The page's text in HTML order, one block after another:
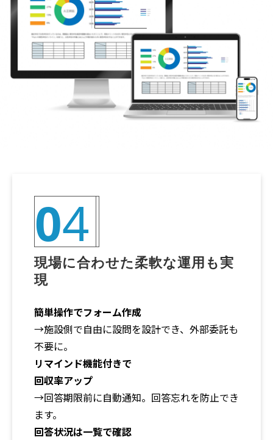
04
現場に合わせた柔軟な運用も実
現
簡単操作でフォーム作成
→施設側で自由に設問を設計でき、外部委託も
不要に。
リマインド機能付きで
回収率アップ
→回答期限前に自動通知。回答忘れを防止でき
ます。
回答状況は一覧で確認